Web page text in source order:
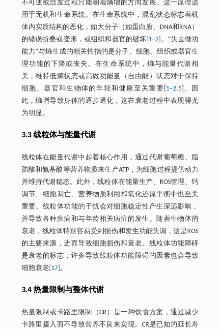
不可逆或自发过程只能朝着熵增的方向发展。这一原理适
用于无机和生命系统。在生命系统中，混乱状态标志着机
体内实质结构的恶化，如大分子（如蛋白质、DNA和RNA）
的错误折叠或变形，或组织和器官的破坏[ 1‒2 ]。“失去做功
能力”与熵生成的相关性指的是分子、细胞、组织或器官生
理功能的下降或丧失。在生命系统中，熵与能量代谢相
关，维持低熵状态或高做功能量（自由能）状态对于保持
细胞、器官和生物体的年轻和健康至关重要[ 1‒2,5]。因
此，熵增导致身体的逐步退化，这在衰老过程中表现得尤
为明显。
3.3 线粒体与能量代谢
线粒体在能量代谢中起着核心作用，通过代谢葡萄糖、脂
肪酸和氨基酸等营养物质来生产ATP，为细胞过程提供动力
并维持代谢稳态。此外，线粒体在能量生产、ROS管理、钙
调节、细胞凋亡、营养物质利用和氧化还原平衡中也至关
重要。线粒体功能的干扰会对细胞稳定性产生深远影响，
并导致各种疾病和与年龄相关病症的发生。随着生物体的
衰老，线粒体特别容易受到损伤和发生功能失调，这是ROS
的主要来源，进而导致细胞损伤和衰老。线粒体功能障碍
是衰老的标志，许多导致线粒体功能障碍的因素也会导致
细胞衰老[ 17]。
3.4 热量限制与整体代谢
热量限制或卡路里限制（CR）是一种饮食方案，通过减少
卡路里摄入而不导致营养不良来实现。CR是已知的延长寿